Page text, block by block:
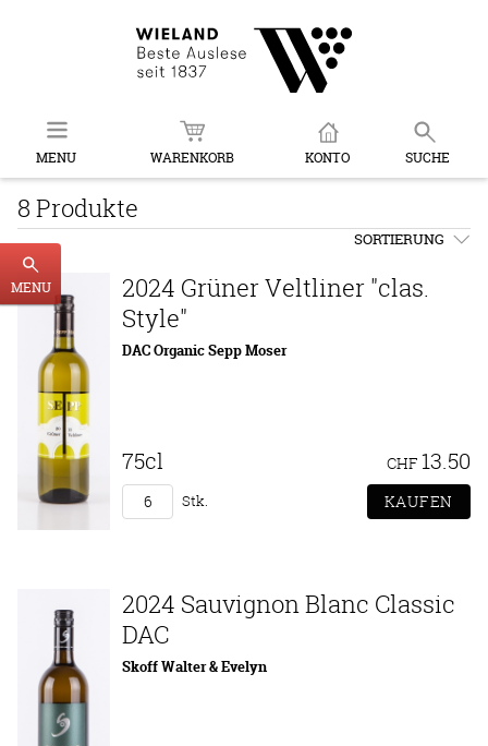
MENU WARENKORB KONTO SUCHE
MENU
8 Produkte
SORTIERUNG
2024 Grüner Veltliner "clas.
Style"
DAC Organic Sepp Moser
75cl CHF 13.50
Stk.
2024 Sauvignon Blanc Classic
DAC
Skoff Walter & Evelyn